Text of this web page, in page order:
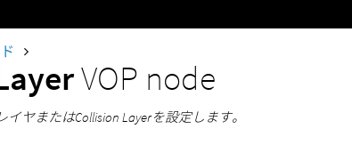
VOP node
ヤまたはCollision Layerを設定します。